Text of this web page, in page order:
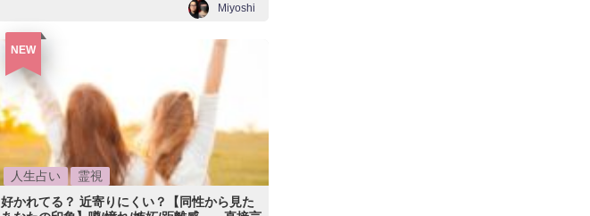
Miyoshi
NEW
人生占い
霊視
好かれてる？ 近寄りにくい？【同性から見た